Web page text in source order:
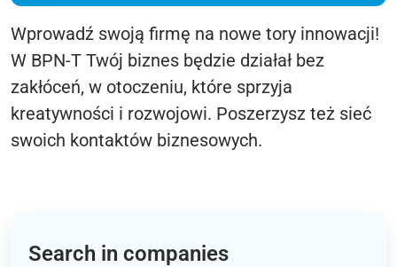
Wprowadź swoją firmę na nowe tory innowacji!
W BPN-T Twój biznes będzie działał bez
zakłóceń, w otoczeniu, które sprzyja
kreatywności i rozwojowi. Poszerzysz też sieć
swoich kontaktów biznesowych.
Search in companies